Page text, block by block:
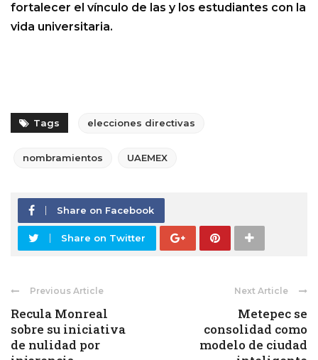
fortalecer el vínculo de las y los estudiantes con la
vida universitaria.
Tags elecciones directivas
nombramientos UAEMEX
Share on Facebook
Share on Twitter
Previous Article
Recula Monreal
sobre su iniciativa
de nulidad por
Next Article
Metepec se
consolidad como
modelo de ciudad